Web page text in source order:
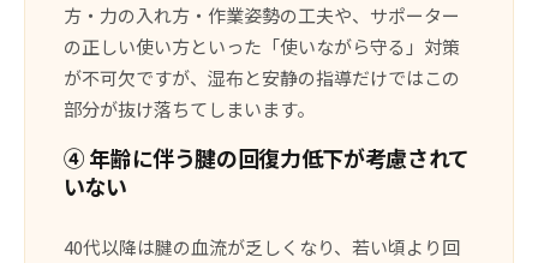
方・力の入れ方・作業姿勢の工夫や、サポーター
の正しい使い方といった「使いながら守る」対策
が不可欠ですが、湿布と安静の指導だけではこの
部分が抜け落ちてしまいます。
④ 年齢に伴う腱の回復力低下が考慮されて
いない
40代以降は腱の血流が乏しくなり、若い頃より回